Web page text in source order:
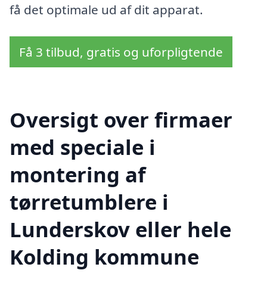
få det optimale ud af dit apparat.
Få 3 tilbud, gratis og uforpligtende
Oversigt over firmaer
med speciale i
montering af
tørretumblere i
Lunderskov eller hele
Kolding kommune